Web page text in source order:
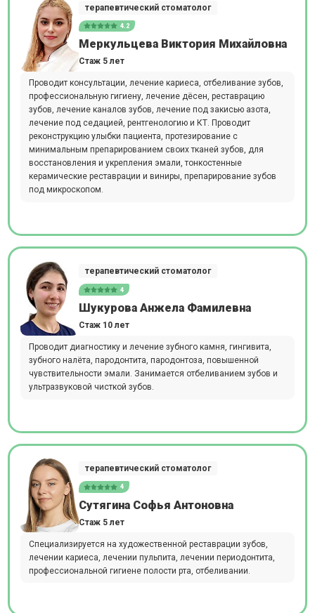
терапевтический стоматолог
4.2
Меркульцева Виктория Михайловна
Стаж 5 лет
Проводит консультации, лечение кариеса, отбеливание зубов,
профессиональную гигиену, лечение дёсен, реставрацию
зубов, лечение каналов зубов, лечение под закисью азота,
лечение под седацией, рентгенологию и КТ. Проводит
реконструкцию улыбки пациента, протезирование с
минимальным препарированием своих тканей зубов, для
восстановления и укрепления эмали, тонкостенные
керамические реставрации и виниры, препарирование зубов
под микроскопом.
терапевтический стоматолог
4
Шукурова Анжела Фамилевна
Стаж 10 лет
Проводит диагностику и лечение зубного камня, гингивита,
зубного налёта, пародонтита, пародонтоза, повышенной
чувствительности эмали. Занимается отбеливанием зубов и
ультразвуковой чисткой зубов.
терапевтический стоматолог
4
Сутягина Софья Антоновна
Стаж 5 лет
Специализируется на художественной реставрации зубов,
лечении кариеса, лечении пульпита, лечении периодонтита,
профессиональной гигиене полости рта, отбеливании.